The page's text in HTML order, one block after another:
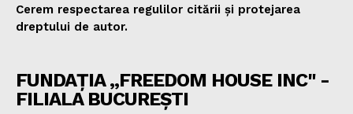
Cerem respectarea regulilor citării și protejarea
dreptului de autor.
FUNDAȚIA „FREEDOM HOUSE INC" -
FILIALA BUCUREȘTI